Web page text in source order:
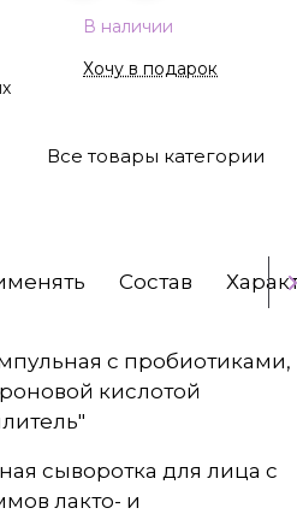
В наличии
Хочу в подарок
Все товары категории
Состав
с пробиотиками,
кислотой
сыворотка для лица с
лакто- и